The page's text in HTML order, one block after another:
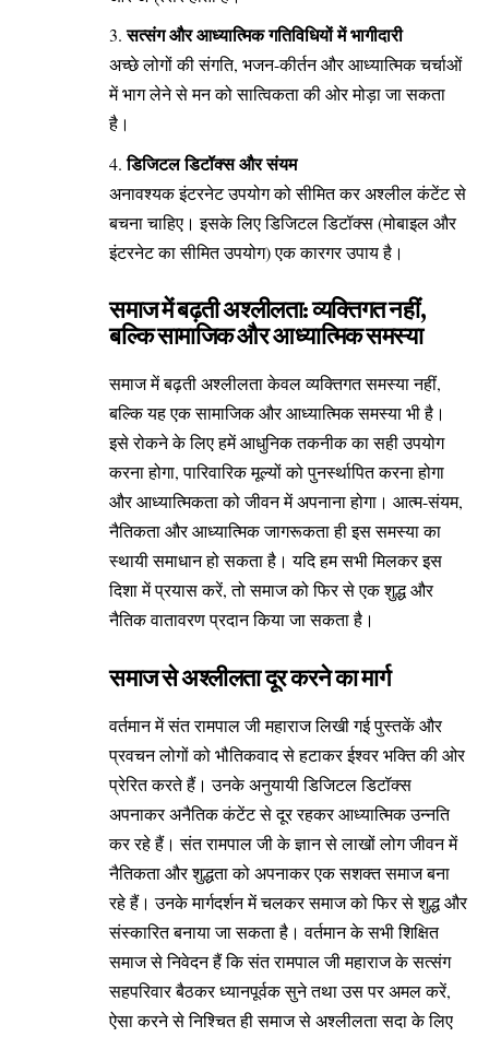
सत्संग और आध्यात्मिक गतिविधियों में भागीदारी
अच्छे लोगों की संगति, भजन-कीर्तन और आध्यात्मिक चर्चाओं
में भाग लेने से मन को सात्विकता की ओर मोड़ा जा सकता
है।
डिजिटल डिटॉक्स और संयम
अनावश्यक इंटरनेट उपयोग को सीमित कर अश्लील कंटेंट से
बचना चाहिए। इसके लिए डिजिटल डिटॉक्स (मोबाइल और
इंटरनेट का सीमित उपयोग) एक कारगर उपाय है।
समाज में बढ़ती अश्लीलता: व्यक्तिगत नहीं,
बल्कि सामाजिक और आध्यात्मिक समस्या
समाज में बढ़ती अश्लीलता केवल व्यक्तिगत समस्या नहीं,
बल्कि यह एक सामाजिक और आध्यात्मिक समस्या भी है।
इसे रोकने के लिए हमें आधुनिक तकनीक का सही उपयोग
करना होगा, पारिवारिक मूल्यों को पुनर्स्थापित करना होगा
और आध्यात्मिकता को जीवन में अपनाना होगा। आत्म-संयम,
नैतिकता और आध्यात्मिक जागरूकता ही इस समस्या का
स्थायी समाधान हो सकता है। यदि हम सभी मिलकर इस
दिशा में प्रयास करें, तो समाज को फिर से एक शुद्ध और
नैतिक वातावरण प्रदान किया जा सकता है।
समाज से अश्लीलता दूर करने का मार्ग
वर्तमान में संत रामपाल जी महाराज लिखी गई पुस्तकें और
प्रवचन लोगों को भौतिकवाद से हटाकर ईश्वर भक्ति की ओर
प्रेरित करते हैं। उनके अनुयायी डिजिटल डिटॉक्स
अपनाकर अनैतिक कंटेंट से दूर रहकर आध्यात्मिक उन्नति
कर रहे हैं। संत रामपाल जी के ज्ञान से लाखों लोग जीवन में
नैतिकता और शुद्धता को अपनाकर एक सशक्त समाज बना
रहे हैं। उनके मार्गदर्शन में चलकर समाज को फिर से शुद्ध और
संस्कारित बनाया जा सकता है। वर्तमान के सभी शिक्षित
समाज से निवेदन हैं कि संत रामपाल जी महाराज के सत्संग
सहपरिवार बैठकर ध्यानपूर्वक सुने तथा उस पर अमल करें,
ऐसा करने से निश्चित ही समाज से अश्लीलता सदा के लिए